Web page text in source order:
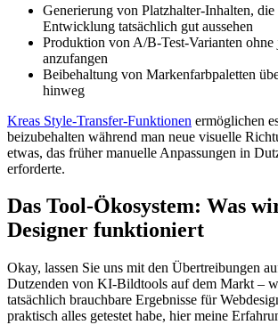
Generierung von Platzhalter-Inhalten,
Entwicklung tatsächlich gut aussehen
Produktion von A/B-Test-Varianten
anzufangen
Beibehaltung von Markenfarbpaletten
hinweg
Kreas Style-Transfer-Funktionen ermöglichen
beizubehalten während man neue visuelle
etwas, das früher manuelle Anpassungen in
erforderte.
Das Tool-Ökosystem: Was
Designer funktioniert
Okay, lassen Sie uns mit den Übertreibungen
Dutzenden von KI-Bildtools auf dem Markt –
tatsächlich brauchbare Ergebnisse für
praktisch alles getestet habe, hier meine